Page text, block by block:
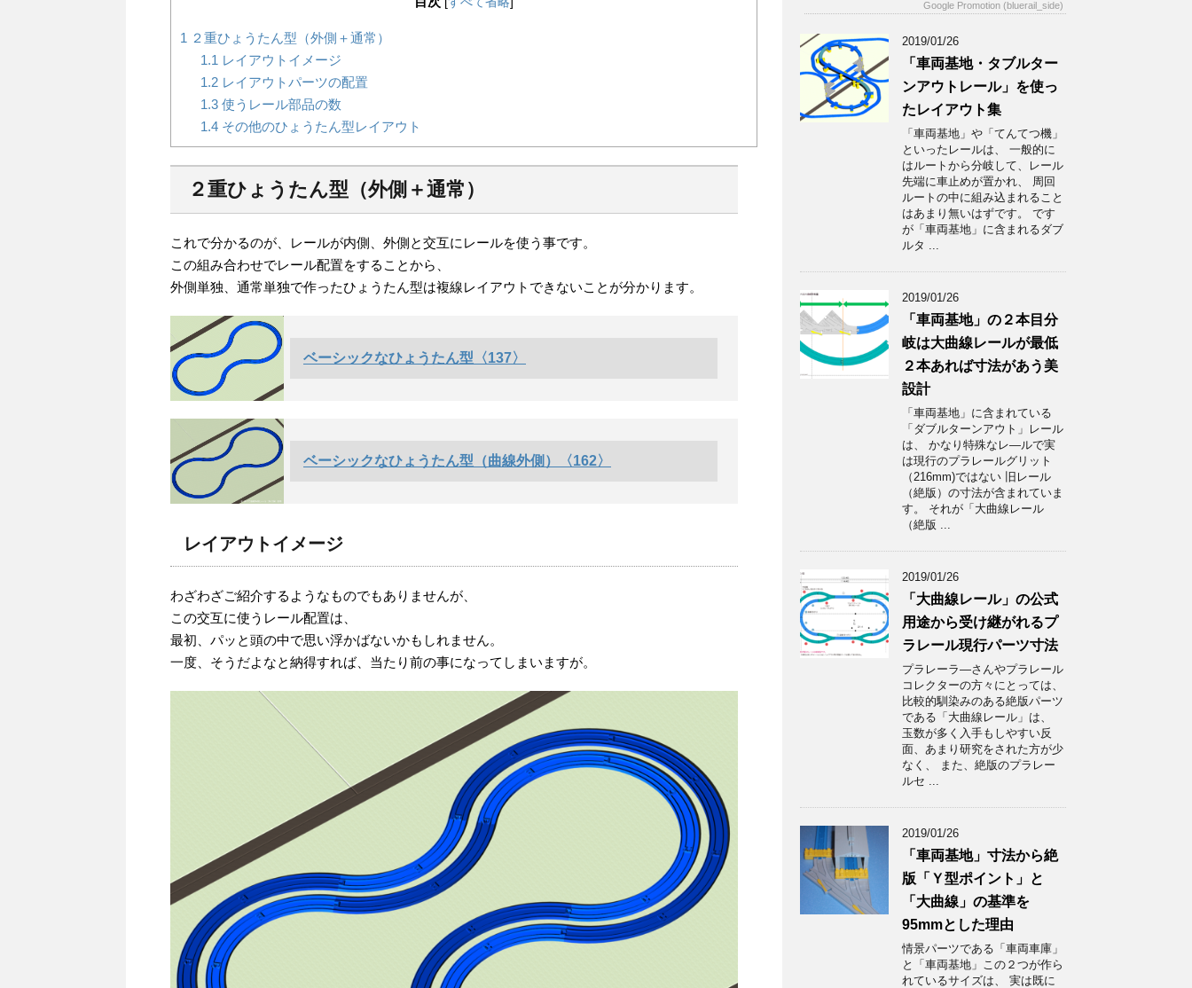
1 ２重ひょうたん型（外側＋通常）
1.1 レイアウトイメージ
1.2レイアウトパーツの配置
1.3使うレール部品の数
1.4その他のひょうたん型レイアウト
２重ひょうたん型（外側＋通常）
これで分かるのが、レールが内側、外側と交互にレールを使う事です。
この組み合わせでレール配置をすることから、
外側単独、通常単独で作ったひょうたん型は複線レイアウトできないことが分かります。
ベーシックなひょうたん型〈137〉
ベーシックなひょうたん型（曲線外側）〈162〉
レイアウトイメージ
わざわざご紹介するようなものでもありませんが、
この交互に使うレール配置は、
最初、パッと頭の中で思い浮かばないかもしれません。
一度、そうだよなと納得すれば、当たり前の事になってしまいますが。
Google Promotion (bluerail_side)
2019/01/26
「車両基地・タブルター
ンアウトレール」を使っ
たレイアウト集
「車両基地」や「てんてつ機」
といったレールは、 一般的に
はルートから分岐して、レール
先端に車止めが置かれ、 周回
ルートの中に組み込まれること
はあまり無いはずです。 です
が「車両基地」に含まれるダブ
ルタ ...
2019/01/26
「車両基地」の２本目分
岐は大曲線レールが最低
２本あれば寸法があう美
設計
「車両基地」に含まれている
「ダブルターンアウト」レール
は、 かなり特殊なレ―ルで実
は現行のプラレールグリット
（216mm)ではない 旧レール
（絶版）の寸法が含まれていま
す。 それが「大曲線レール
（絶版 ...
2019/01/26
「大曲線レール」の公式
用途から受け継がれるプ
ラレール現行パーツ寸法
プラレーラ―さんやプラレール
コレクターの方々にとっては、
比較的馴染みのある絶版パーツ
である「大曲線レール」は、
玉数が多く入手もしやすい反
面、あまり研究をされた方が少
なく、 また、絶版のプラレー
ルセ ...
2019/01/26
「車両基地」寸法から絶
版「Ｙ型ポイント」と
「大曲線」の基準を
95mmとした理由
情景パーツである「車両車庫」
と「車両基地」この２つが作ら
れているサイズは、 実は既に